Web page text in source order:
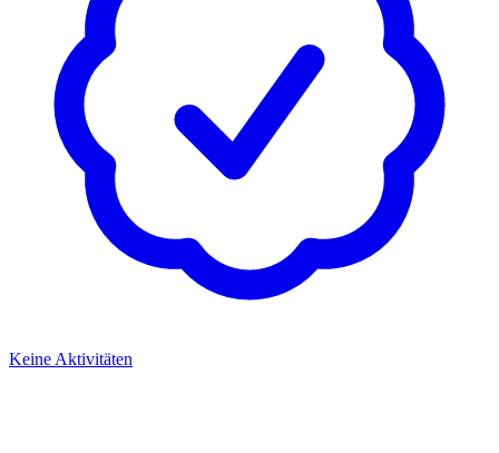
Keine Aktivitäten